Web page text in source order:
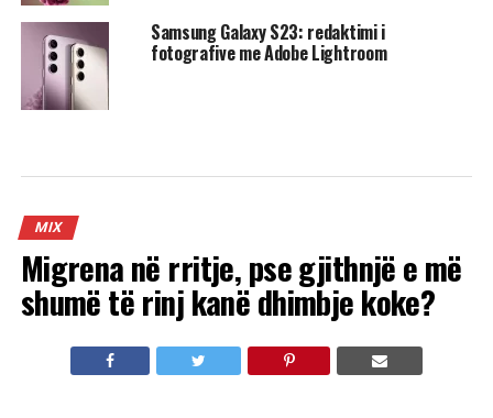
Samsung Galaxy S23: redaktimi i
fotografive me Adobe Lightroom
MIX
Migrena në rritje, pse gjithnjë e më
shumë të rinj kanë dhimbje koke?